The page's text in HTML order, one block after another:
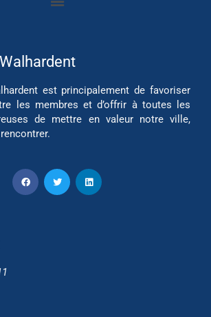
est principalement de favoriser
les membres et d’offrir à toutes les
de mettre en valeur notre ville,